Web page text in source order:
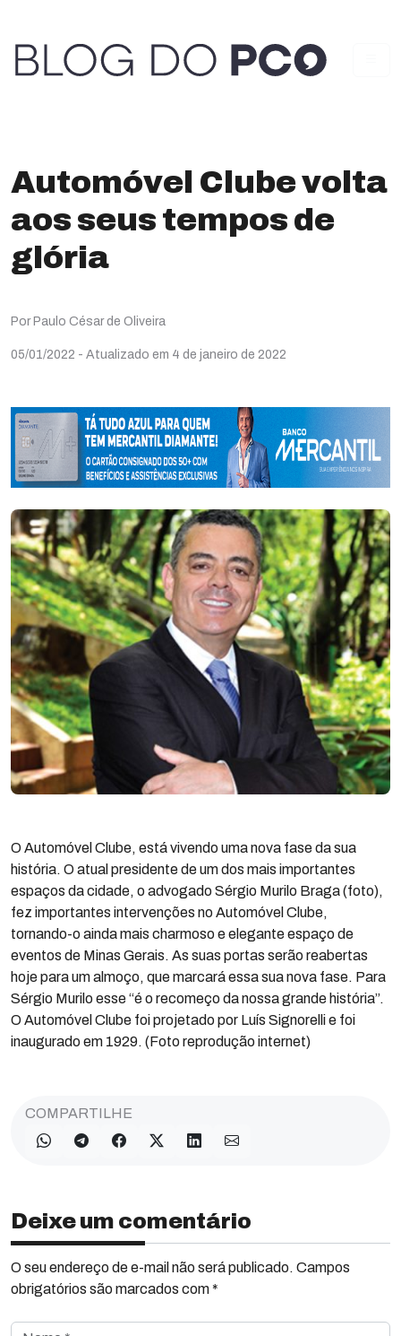
Automóvel Clube volta
aos seus tempos de
glória
Por Paulo César de Oliveira
05/01/2022 - Atualizado em 4 de janeiro de 2022
O Automóvel Clube, está vivendo uma nova fase da sua
história. O atual presidente de um dos mais importantes
espaços da cidade, o advogado Sérgio Murilo Braga (foto),
fez importantes intervenções no Automóvel Clube,
tornando-o ainda mais charmoso e elegante espaço de
eventos de Minas Gerais. As suas portas serão reabertas
hoje para um almoço, que marcará essa sua nova fase. Para
Sérgio Murilo esse “é o recomeço da nossa grande história”.
O Automóvel Clube foi projetado por Luís Signorelli e foi
inaugurado em 1929. (Foto reprodução internet)
COMPARTILHE
Deixe um comentário
O seu endereço de e-mail não será publicado. Campos
obrigatórios são marcados com *
Nome *